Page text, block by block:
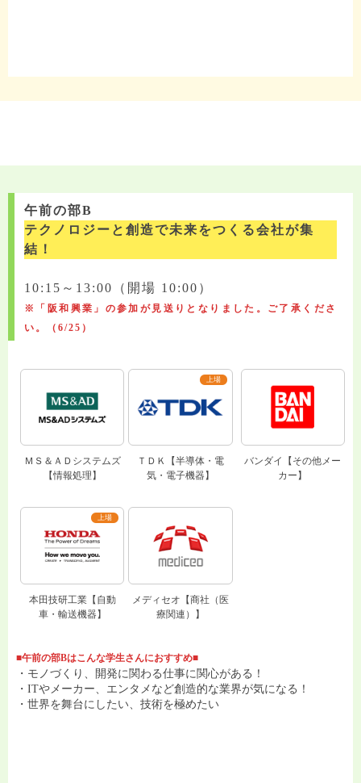
午前の部B
テクノロジーと創造で未来をつくる会社が集
結！
10:15～13:00（開場 10:00）
※「阪和興業」の参加が見送りとなりました。ご了承くださ
い。（6/25）
ＭＳ＆ＡＤシステムズ
【情報処理】
ＴＤＫ【半導体・電
気・電子機器】
バンダイ【その他メー
カー】
本田技研工業【自動
車・輸送機器】
メディセオ【商社（医
療関連）】
■午前の部Bはこんな学生さんにおすすめ■
・モノづくり、開発に関わる仕事に関心がある！
・ITやメーカー、エンタメなど創造的な業界が気になる！
・世界を舞台にしたい、技術を極めたい